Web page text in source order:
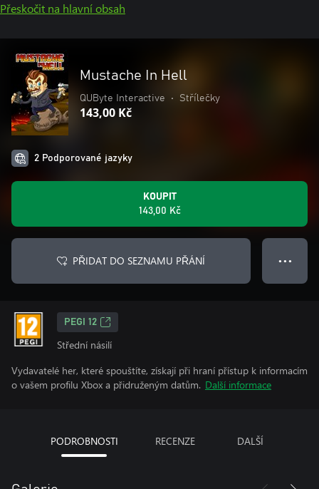
Přeskočit na hlavní obsah
Mustache In Hell
QUByte Interactive • Střílečky
143,00 Kč
2 Podporované jazyky
KOUPIT
143,00 Kč
PŘIDAT DO SEZNAMU PŘÁNÍ ● ● ●
PEGI 12
Střední násilí
Vydavatelé her, které spouštíte, získají při hraní přístup k informacím
o vašem profilu Xbox a přidruženým datům. Další informace
PODROBNOSTI RECENZE DALŠÍ